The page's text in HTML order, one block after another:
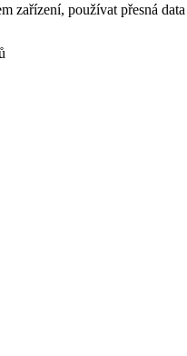
zařízení, používat přesná data